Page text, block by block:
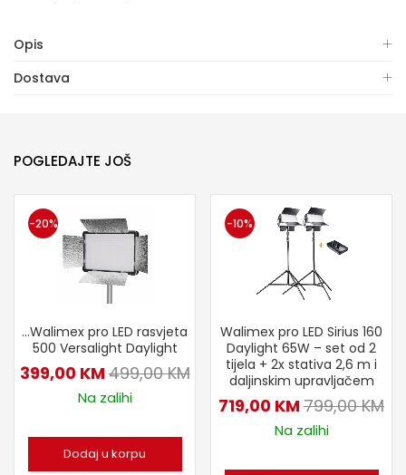
Opis
Dostava
POGLEDAJTE JOŠ
-20%
…Walimex pro LED rasvjeta
500 Versalight Daylight
399,00 KM499,00KM
Na zalihi
Dodaj u korpu
-10%
Walimex pro LED Sirius 160
Daylight 65W – set od 2
tijela + 2x stativa 2,6 m i
daljinskim upravljačem
719,00 KM799,00KM
Na zalihi